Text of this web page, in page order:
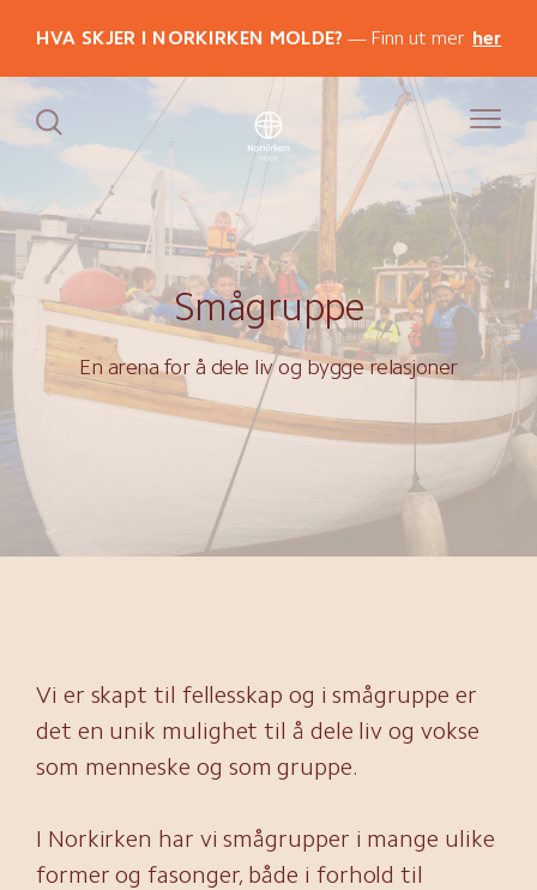
HVA SKJER I NORKIRKEN MOLDE? Finn ut mer her
Smågruppe
En arena for å dele liv og bygge relasjoner
Vi er skapt til fellesskap og i smågruppe er
det en unik mulighet til å dele liv og vokse
som menneske og som gruppe.
I Norkirken har vi smågrupper i mange ulike
former og fasonger, både i forhold til